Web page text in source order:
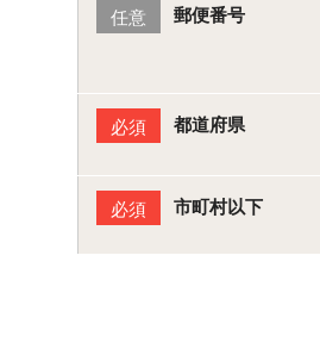
任意
郵便番号
必須 都道府県
必須 市町村以下